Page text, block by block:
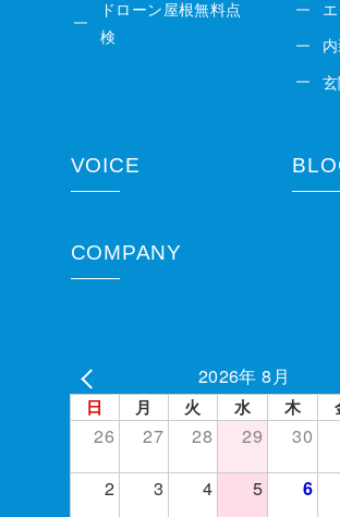
ドローン屋根無料点
検
VOICE
COMPANY
2026年 8月
日 月 火 水 木
26 27 28 29 30
2
3 4 5 6